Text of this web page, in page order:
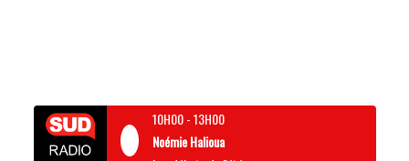
10H00-13H00
Noémie Halioua